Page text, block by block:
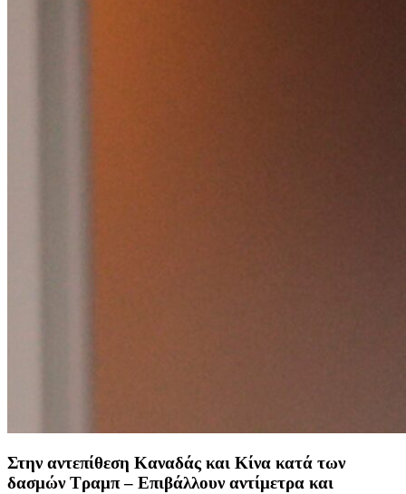
Στην αντεπίθεση Καναδάς και Κίνα κατά των
δασμών Τραμπ – Επιβάλλουν αντίμετρα και